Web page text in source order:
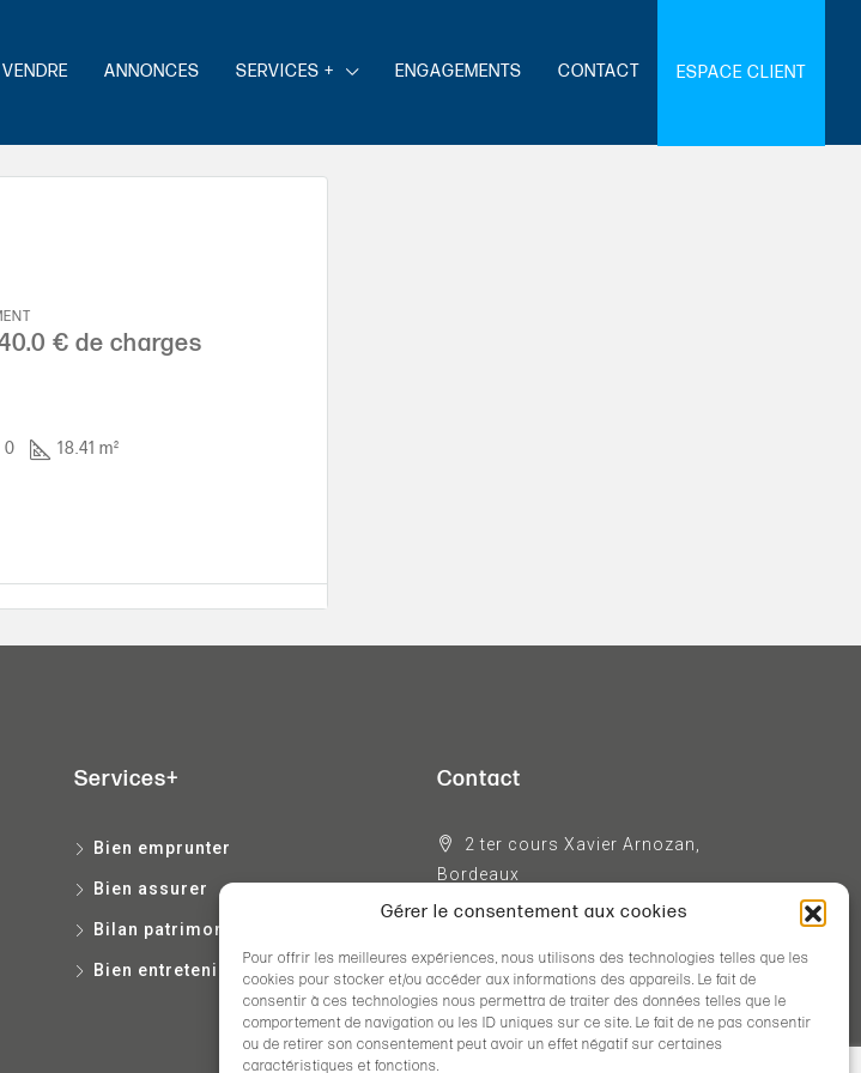
Gérer le consentement aux cookies
Pour offrir les meilleures expériences, nous utilisons des technologies telles que les
cookies pour stocker et/ou accéder aux informations des appareils. Le fait de
consentir à ces technologies nous permettra de traiter des données telles que le
comportement de navigation ou les ID uniques sur ce site. Le fait de ne pas consentir
ou de retirer son consentement peut avoir un effet négatif sur certaines
caractéristiques et fonctions.
VENDRE ANNONCES SERVICES + ENGAGEMENTS CONTACT ESPACE CLIENT
€ de charges
0 18.41 m²
Services+
Bien emprunter
Bien assurer
Bilan patrimonial
Bien entretenir
Contact
2 ter cours Xavier Arnozan,
Bordeaux
05 56 99 28 28
gestion@agenceconseil-acgl.fr